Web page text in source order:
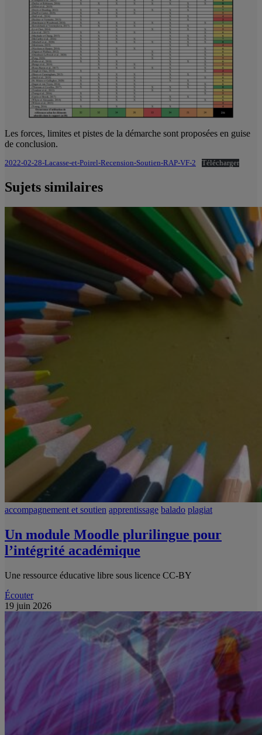
Les forces, limites et pistes de la démarche sont proposées en guise
de conclusion.
2022-02-28-Lacasse-et-Poirel-Recension-Soutien-RAP-VF-2 Télécharger
Sujets similaires
accompagnement et soutien apprentissage balado plagiat
Un module Moodle plurilingue pour
l’intégrité académique
Une ressource éducative libre sous licence CC-BY
Écouter
19 juin 2026